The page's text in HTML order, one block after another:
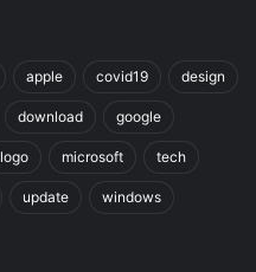
apple covid19 design
download google
logo microsoft tech
update windows